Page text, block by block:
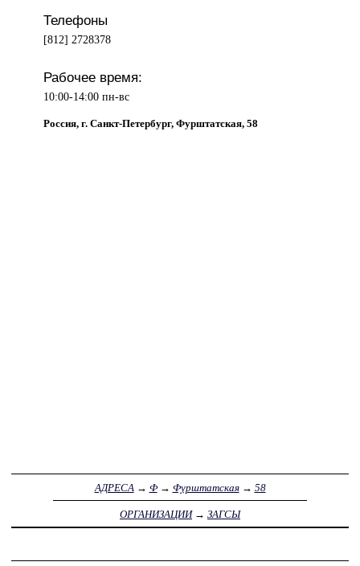
Телефоны
[812] 2728378
Рабочее время:
10:00-14:00 пн-вс
Россия, г. Санкт-Петербург, Фурштатская, 58
АДРЕСА → Ф→ Фурштатская→ 58
ОРГАНИЗАЦИИ→ ЗАГСЫ